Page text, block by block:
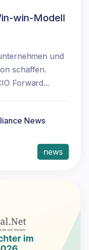
win-Modell
und
schaffen.
Forward...
News
news